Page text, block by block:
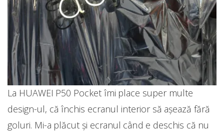
La HUAWEI P50 Pocket îmi place super multe
design-ul, că închis ecranul interior să așează fără
goluri. Mi-a plăcut și ecranul când e deschis că nu